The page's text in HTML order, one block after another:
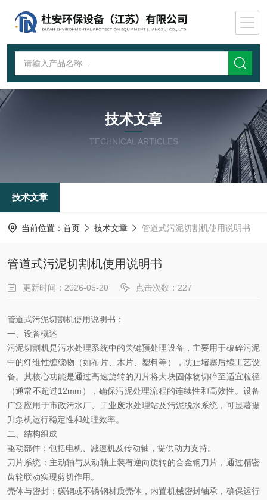
技术文章
TECHNICAL ARTICLES
技术文章
当前位置： 首页 技术文章 管道式污泥切割机使用说明书
管道式污泥切割机使用说明书
更新时间：2026-05-20 点击次数：227
管道式污泥切割机使用说明书：
一、设备概述
污泥切割机是污水处理系统中的关键预处理设备，主要用于破碎污泥
中的纤维性缠绕物（如布片、木片、塑料等），防止堵塞后续工艺设
备。其核心功能是通过高速旋转的刀片将大块固体物切碎至适宜粒径
（通常不超过12mm），确保污泥处理流程的连续性和高效性。设备
广泛应用于市政污水厂、工业废水处理站及污泥脱水系统，可显著提
升泵机运行稳定性和处理效率。
二、结构组成
驱动部件 ：包括电机、减速机及传动轴，提供动力支持。
刀片系统 ：主动轴与从动轴上装有逆向旋转的合金钢刀片，通过精密
齿轮联动实现剪切作用。
壳体与密封：碳钢或不锈钢材质壳体，内置机械密封轴承，确保运行